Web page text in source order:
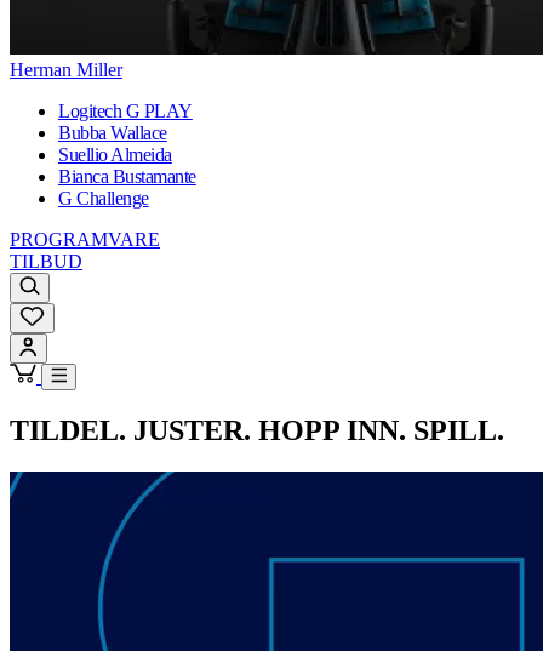
Herman Miller
Logitech G PLAY
Bubba Wallace
Suellio Almeida
Bianca Bustamante
G Challenge
PROGRAMVARE
TILBUD
TILDEL. JUSTER. HOPP INN. SPILL.